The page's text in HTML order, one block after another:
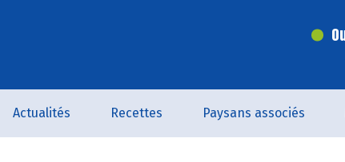
Actualités Recettes Paysans associés